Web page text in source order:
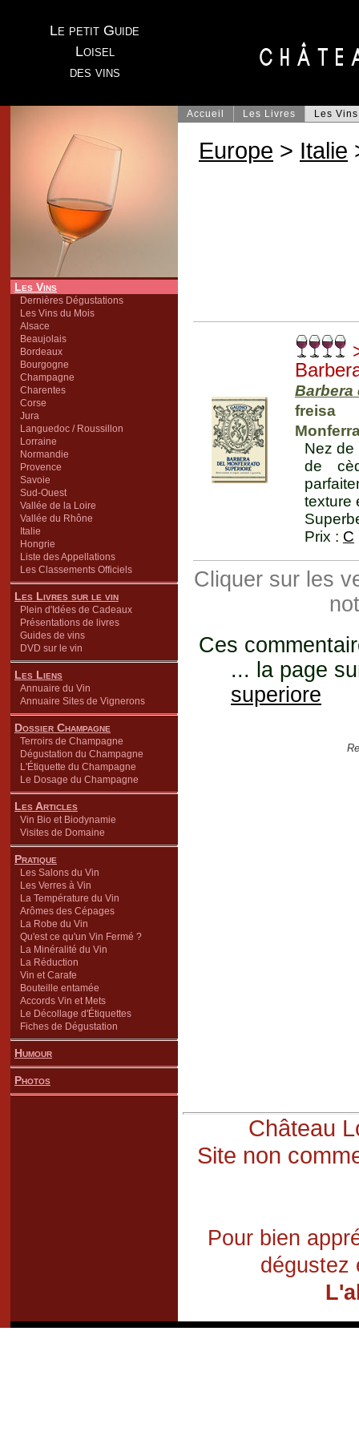
Le petit Guide
Loisel
des vins
Les Vins
Dernières Dégustations
Les Vins du Mois
Alsace
Beaujolais
Bordeaux
Bourgogne
Champagne
Charentes
Corse
Jura
Languedoc / Roussillon
Lorraine
Normandie
Provence
Savoie
Sud-Ouest
Vallée de la Loire
Vallée du Rhône
Italie
Hongrie
Liste des Appellations
Les Classements Officiels
Les Livres sur le vin
Plein d'Idées de Cadeaux
Présentations de livres
Guides de vins
DVD sur le vin
Les Liens
Annuaire du Vin
Annuaire Sites de Vignerons
Dossier Champagne
Terroirs de Champagne
Dégustation du Champagne
L'Étiquette du Champagne
Le Dosage du Champagne
Les Articles
Vin Bio et Biodynamie
Visites de Domaine
Pratique
Les Salons du Vin
Les Verres à Vin
La Température du Vin
Arômes des Cépages
La Robe du Vin
Qu'est ce qu'un Vin Fermé ?
La Minéralité du Vin
La Réduction
Vin et Carafe
Bouteille entamée
Accords Vin et Mets
Le Décollage d'Étiquettes
Fiches de Dégustation
Humour
Photos
Accueil Les Livres Les Vins
Europe > Italie
Barbera
freisa
Nez de
de
texture
Prix : C
Cliquer sur les
Ces
... la page
superiore
Château
Site non
Pour bien
dégustez